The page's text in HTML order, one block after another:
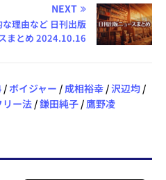
NEXT
理由など 日刊出版
まとめ 2024.10.16
/ ボイジャー / 成相裕幸 /沢辺均 /
ー法 /鎌田純子 / 鷹野凌